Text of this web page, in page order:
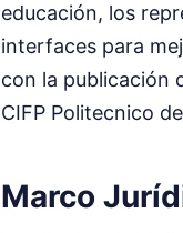
educación, los
interfaces para
con la publicación
CIFP Politecnico
Marco